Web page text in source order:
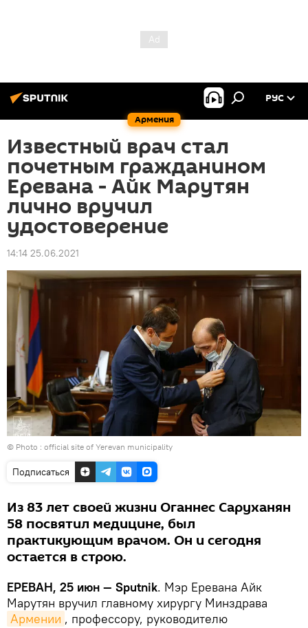
Армения
РУС
Известный врач стал
почетным гражданином
Еревана - Айк Марутян
лично вручил
удостоверение
14:14 25.06.2021
© Photo : official site of Yerevan municipality
Подписаться
Из 83 лет своей жизни Оганнес Саруханян
58 посвятил медицине, был
практикующим врачом. Он и сегодня
остается в строю.
ЕРЕВАН, 25 июн — Sputnik. Мэр Еревана Айк
Марутян вручил главному хирургу Минздрава
Армении , профессору, руководителю